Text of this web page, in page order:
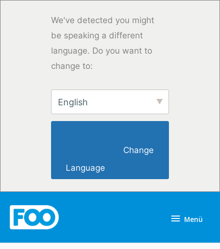
We've detected you might
be speaking a different
language. Do you want to
change to:
English
Language
Menü